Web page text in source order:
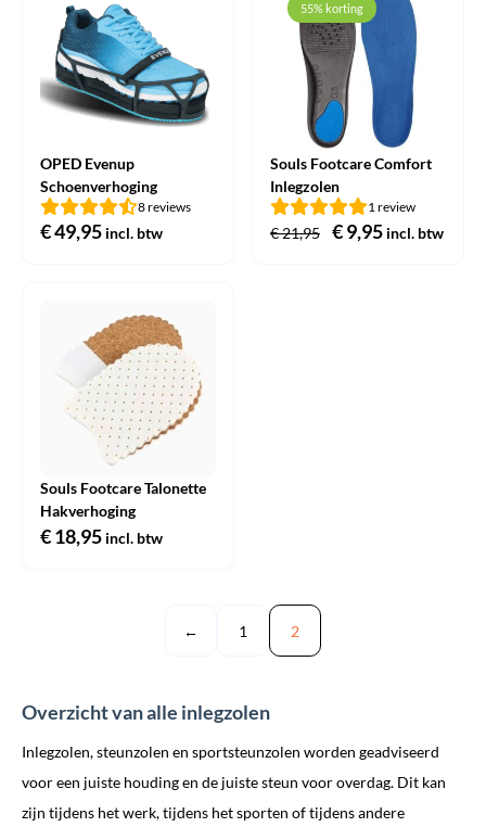
OPED Evenup
Schoenverhoging
8 reviews
€49,95 incl. btw
55% korting
Souls Footcare Comfort
Inlegzolen
1 review
€21,95
Oorspronkelijke
€9,95Huidige
incl. btw
Souls Footcare Talonette
Hakverhoging
€18,95 incl. btw
← 1 2
Overzicht van alle inlegzolen
Inlegzolen, steunzolen en sportsteunzolen worden geadviseerd
voor een juiste houding en de juiste steun voor overdag. Dit kan
zijn tijdens het werk, tijdens het sporten of tijdens andere